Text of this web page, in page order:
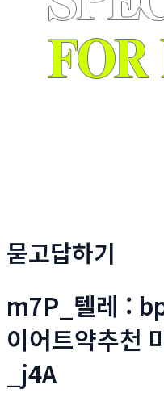
묻고답하기
m7P_텔레 :
이어트약추천
_j4A